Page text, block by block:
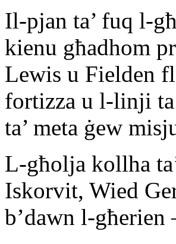
Il-pjan ta’ fuq l-
kienu għadhom
Lewis u Fielden
fortizza u l-linji
ta’ meta ġew
L-għolja kollha
Iskorvit, Wied
b’dawn l-għerien